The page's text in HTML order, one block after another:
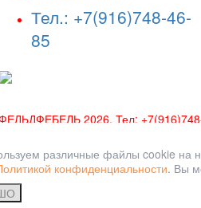
Тел.: +7(916)748-46-
85
2026, Тел:
представленная на сайте
условиях не является
заполнение тех или
формы заявки на сайте,
различные файлы cookie на
конфиденциальности. Вы